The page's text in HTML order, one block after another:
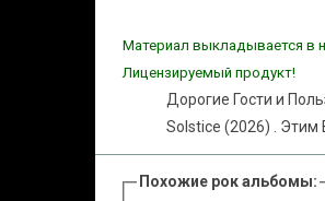
Материал выкладывается в
Лицензируемый продукт!
Дорогие Гости и
Solstice (2026) .
Похожие рок альбомы: